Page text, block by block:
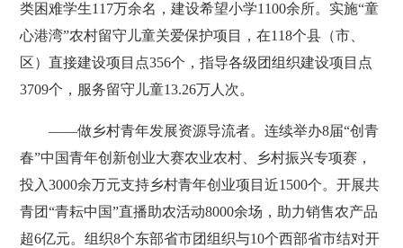
类困难学生117万余名，建设希望小学1100余所。实施“童
心港湾”农村留守儿童关爱保护项目，在118个县（市、
区）直接建设项目点356个，指导各级团组织建设项目点
3709个，服务留守儿童13.26万人次。
——做乡村青年发展资源导流者。连续举办8届“创青
春”中国青年创新创业大赛农业农村、乡村振兴专项赛，
投入3000余万元支持乡村青年创业项目近1500个。开展共
青团“青耘中国”直播助农活动8000余场，助力销售农产品
超6亿元。组织8个东部省市团组织与10个西部省市结对开